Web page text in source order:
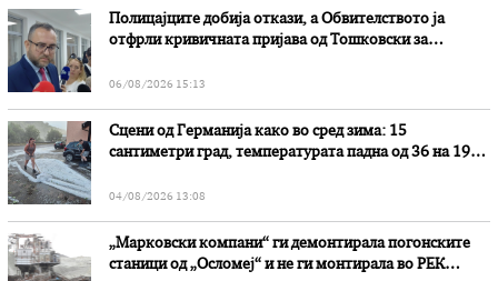
Полицајците добија откази, а Обвителството ја
отфрли кривичната пријава од Тошковски за
06/08/2026 15:13
Сцени од Германија како во сред зима: 15
сантиметри град, температурата падна од 36 на 19
04/08/2026 13:08
„Марковски компани“ ги демонтирала погонските
станици од „Осломеј“ и не ги монтирала во РЕК